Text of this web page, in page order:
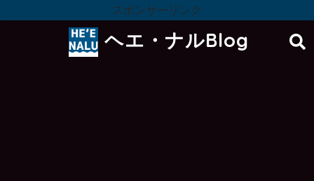
スポンサーリンク
ヘエ・ナルBlog